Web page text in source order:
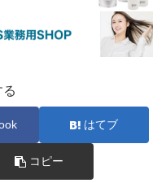
る
はてブ
コピー